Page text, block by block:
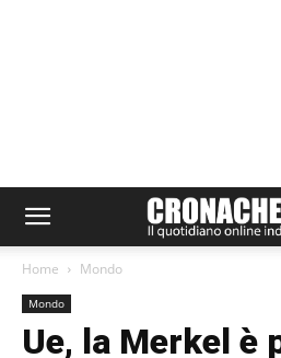
Home Mondo
Mondo
Ue, la Merkel è